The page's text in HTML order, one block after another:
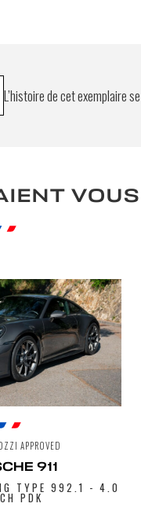
L’histoire de cet exemplaire
APPROVED
911
TYPE 992.1 - 4.0
PDK